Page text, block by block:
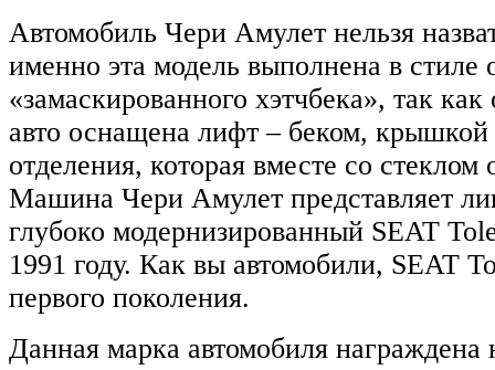
Автомобиль Чери Амулет нельзя
именно эта модель выполнена в стиле
«замаскированного хэтчбека», так как
авто оснащена лифт – беком, крышкой
отделения, которая вместе со стеклом
Машина Чери Амулет представляет
глубоко модернизированный SEAT
1991 году. Как вы автомобили, SEAT
первого поколения.
Данная марка автомобиля награждена